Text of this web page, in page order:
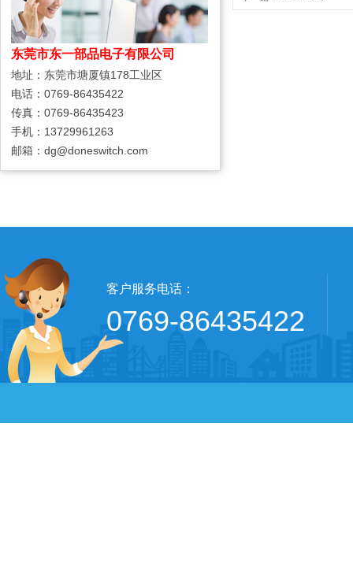
东莞市东一部品电子有限公司
地址：东莞市塘厦镇178工业区
电话：0769-86435422
传真：0769-86435423
手机：13729961263
邮箱：dg@doneswitch.com
客户服务电话：
0769-86435422